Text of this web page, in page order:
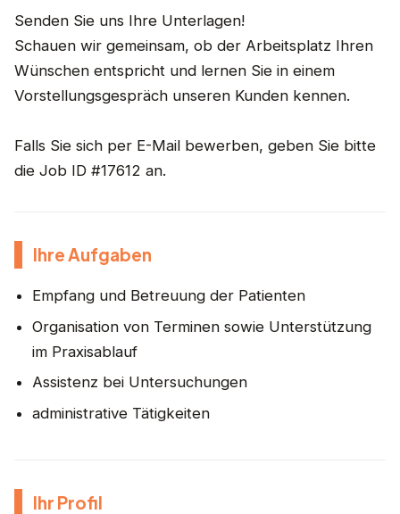
Senden Sie uns Ihre Unterlagen!
Schauen wir gemeinsam, ob der Arbeitsplatz Ihren
Wünschen entspricht und lernen Sie in einem
Vorstellungsgespräch unseren Kunden kennen.
Falls Sie sich per E-Mail bewerben, geben Sie bitte
die Job ID #17612 an.
Ihre Aufgaben
Empfang und Betreuung der Patienten
Organisation von Terminen sowie Unterstützung
im Praxisablauf
Assistenz bei Untersuchungen
administrative Tätigkeiten
Ihr Profil